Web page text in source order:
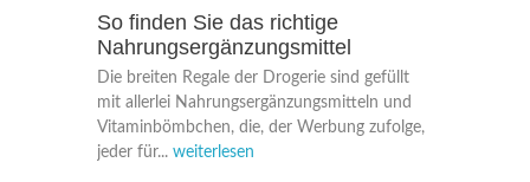
So finden Sie das richtige
Nahrungsergänzungsmittel
Die breiten Regale der Drogerie sind gefüllt
mit allerlei Nahrungsergänzungsmitteln und
Vitaminbömbchen, die, der Werbung zufolge,
jeder für... weiterlesen